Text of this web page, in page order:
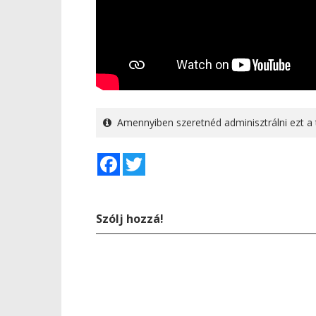
Amennyiben szeretnéd adminisztrálni ezt
Facebook
Szólj hozzá!